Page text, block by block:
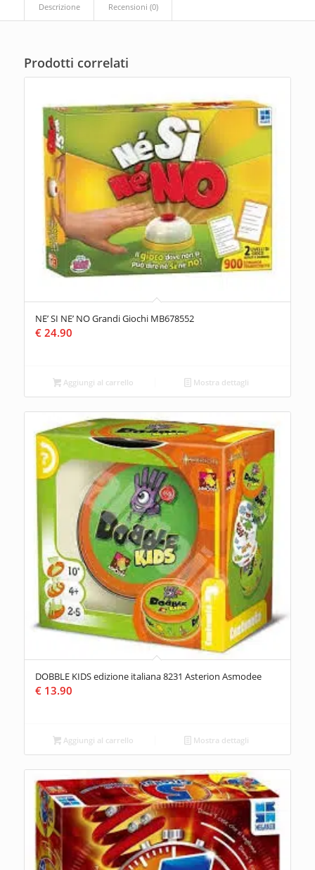
Descrizione Recensioni (0)
Prodotti correlati
NE’ SI NE’ NO Grandi Giochi MB678552
€24.90
Aggiungi al carrello Mostra dettagli
DOBBLE KIDS edizione italiana 8231 Asterion Asmodee
€13.90
Aggiungi al carrello Mostra dettagli